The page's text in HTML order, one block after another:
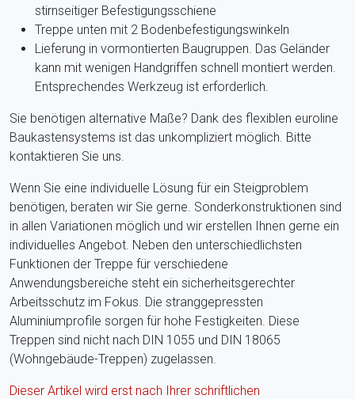
stirnseitiger Befestigungsschiene
Treppe unten mit 2 Bodenbefestigungswinkeln
Lieferung in vormontierten Baugruppen. Das Geländer
kann mit wenigen Handgriffen schnell montiert werden.
Entsprechendes Werkzeug ist erforderlich.
Sie benötigen alternative Maße? Dank des flexiblen euroline
Baukastensystems ist das unkompliziert möglich. Bitte
kontaktieren Sie uns.
Wenn Sie eine individuelle Lösung für ein Steigproblem
benötigen, beraten wir Sie gerne. Sonderkonstruktionen sind
in allen Variationen möglich und wir erstellen Ihnen gerne ein
individuelles Angebot. Neben den unterschiedlichsten
Funktionen der Treppe für verschiedene
Anwendungsbereiche steht ein sicherheitsgerechter
Arbeitsschutz im Fokus. Die stranggepressten
Aluminiumprofile sorgen für hohe Festigkeiten. Diese
Treppen sind nicht nach DIN 1055 und DIN 18065
(Wohngebäude-Treppen) zugelassen.
Dieser Artikel wird erst nach Ihrer schriftlichen